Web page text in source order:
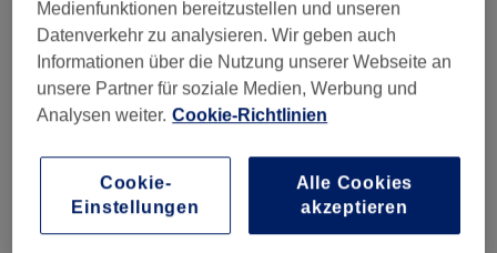
4,8
Medienfunktionen bereitzustellen und unseren
Datenverkehr zu analysieren. Wir geben auch
Informationen über die Nutzung unserer Webseite an
unsere Partner für soziale Medien, Werbung und
Analysen weiter. Cookie-Richtlinien
Cookie-
Einstellungen
Alle Cookies
akzeptieren